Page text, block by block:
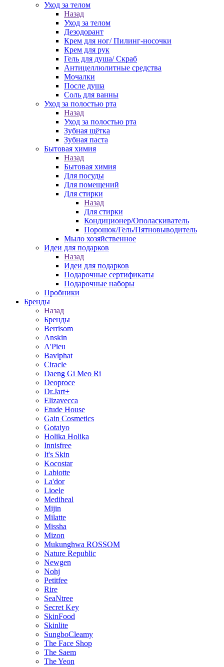
Уход за телом
Назад
Уход за телом
Дезодорант
Крем для ног/ Пилинг-носочки
Крем для рук
Гель для душа/ Скраб
Антицеллюлитные средства
Мочалки
После душа
Соль для ванны
Уход за полостью рта
Назад
Уход за полостью рта
Зубная щётка
Зубная паста
Бытовая химия
Назад
Бытовая химия
Для посуды
Для помещений
Для стирки
Назад
Для стирки
Кондиционер/Ополаскиватель
Порошок/Гель/Пятновыводитель
Мыло хозяйственное
Идеи для подарков
Назад
Идеи для подарков
Подарочные сертификаты
Подарочные наборы
Пробники
Бренды
Назад
Бренды
Berrisom
Anskin
A'Pieu
Baviphat
Ciracle
Daeng Gi Meo Ri
Deoproce
Dr.Jart+
Elizavecca
Etude House
Gain Cosmetics
Gotaiyo
Holika Holika
Innisfree
It's Skin
Kocostar
Labiotte
La'dor
Lioele
Mediheal
Mijin
Milatte
Missha
Mizon
Mukunghwa ROSSOM
Nature Republic
Newgen
Nohj
Petitfee
Rire
SeaNtree
Secret Key
SkinFood
Skinlite
SungboCleamy
The Face Shop
The Saem
The Yeon